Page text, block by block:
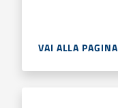
VAI ALLA PAGINA